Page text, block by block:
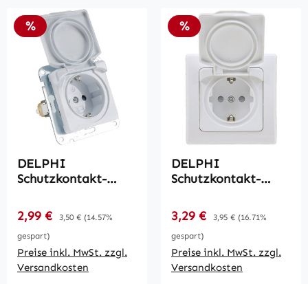
Rabatt
%
DELPHI
Schutzkontakt-
250V~/ 16A, mit
Deckel, UP, weiß
Verkaufspreis:
2,99 € Regulärer Preis:
3,50 € (14.57%
gespart)
Preise inkl. MwSt. zzgl.
Versandkosten
Rabatt
%
DELPHI
Schutzkontakt-
250V~/ 16A, inkl.
Rahmen, UP, weiß
Verkaufspreis:
3,29 € Regulärer Preis:
3,95 € (16.71%
gespart)
Preise inkl. MwSt. zzgl.
Versandkosten